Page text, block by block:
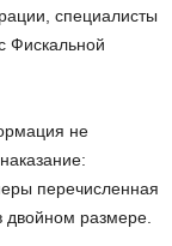
специалисты
Фискальной
не
перечисленная
размере.